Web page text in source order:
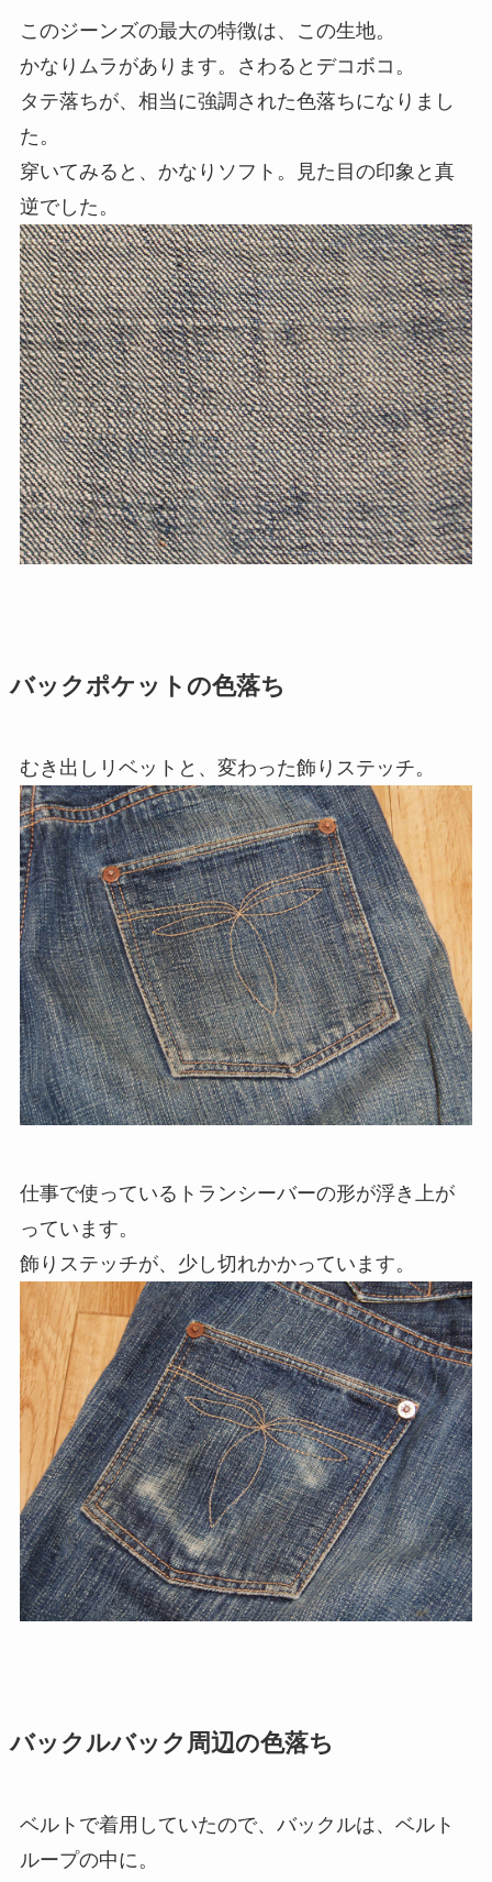
このジーンズの最大の特徴は、この生地。
かなりムラがあります。さわるとデコボコ。
タテ落ちが、相当に強調された色落ちになりまし
た。
穿いてみると、かなりソフト。見た目の印象と真
逆でした。
バックポケットの色落ち
むき出しリベットと、変わった飾りステッチ。
仕事で使っているトランシーバーの形が浮き上が
っています。
飾りステッチが、少し切れかかっています。
バックルバック周辺の色落ち
ベルトで着用していたので、バックルは、ベルト
ループの中に。